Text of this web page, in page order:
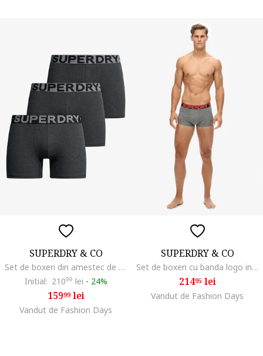
SUPERDRY & CO
Set de boxeri din amestec de bumbac cu banda logo in talie - 3 perechi, Negru melange
Initial: 21099 lei - 24%
15999lei
Vandut de Fashion Days
SUPERDRY & CO
Set de boxeri cu banda logo in talie - 3 Perechi, Negru/Portocaliu/Gri melange
21495lei
Vandut de Fashion Days